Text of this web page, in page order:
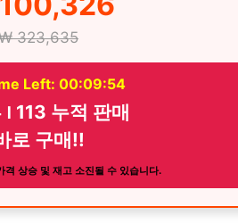
323,635
Left: 00:09:53
113 누적 판매
로 구매!!
격 상승 및 재고 소진될 수 있습니다.